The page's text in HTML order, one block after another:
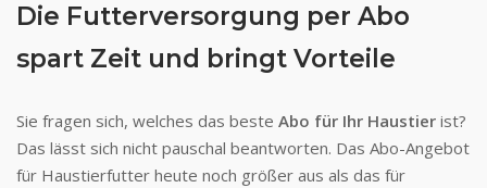
Die Futterversorgung per Abo
spart Zeit und bringt Vorteile
Sie fragen sich, welches das beste Abo für Ihr Haustier ist?
Das lässt sich nicht pauschal beantworten. Das Abo-Angebot
für Haustierfutter heute noch größer aus als das für